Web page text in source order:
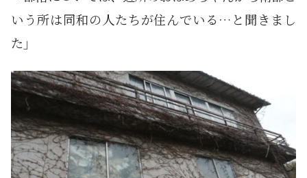
いう所は同和の人たちが住んでいる…と聞きまし
た」